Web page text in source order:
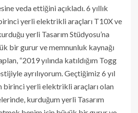
veda ettiğini açıkladı. 6 yıllık
yerli elektrikli araçları T10X ve
yerli Tasarım Stüdyosu’na
bir gurur ve memnunluk kaynağı
“2019 yılında katıldığım Togg
ayrılıyorum. Geçtiğimiz 6 yıl
birinci yerli elektrikli araçları olan
kurduğum yerli Tasarım